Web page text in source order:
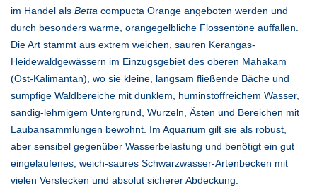
im Handel als Betta compucta Orange angeboten werden und
durch besonders warme, orangegelbliche Flossentöne auffallen.
Die Art stammt aus extrem weichen, sauren Kerangas-
Heidewaldgewässern im Einzugsgebiet des oberen Mahakam
(Ost-Kalimantan), wo sie kleine, langsam fließende Bäche und
sumpfige Waldbereiche mit dunklem, huminstoffreichem Wasser,
sandig-lehmigem Untergrund, Wurzeln, Ästen und Bereichen mit
Laubansammlungen bewohnt. Im Aquarium gilt sie als robust,
aber sensibel gegenüber Wasserbelastung und benötigt ein gut
eingelaufenes, weich-saures Schwarzwasser-Artenbecken mit
vielen Verstecken und absolut sicherer Abdeckung.